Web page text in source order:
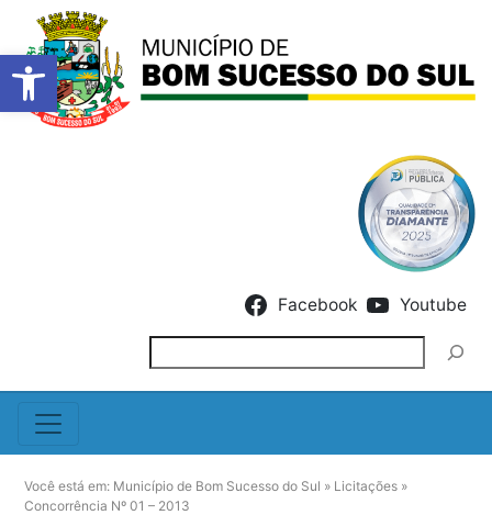
Barra de Ferramentas
Facebook Youtube
Você está em: Município de Bom Sucesso do Sul » Licitações »
Concorrência Nº 01 – 2013